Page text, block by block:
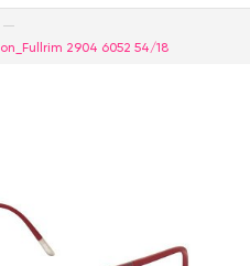
2904 6052 54/18